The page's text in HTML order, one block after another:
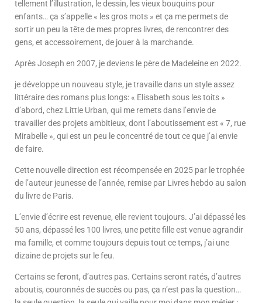
tellement l’illustration, le dessin, les vieux bouquins pour
enfants… ça s’appelle « les gros mots » et ça me permets de
sortir un peu la tête de mes propres livres, de rencontrer des
gens, et accessoirement, de jouer à la marchande.
Après Joseph en 2007, je deviens le père de Madeleine en 2022.
je développe un nouveau style, je travaille dans un style assez
littéraire des romans plus longs: « Elisabeth sous les toits »
d’abord, chez Little Urban, qui me remets dans l’envie de
travailler des projets ambitieux, dont l’aboutissement est « 7, rue
Mirabelle », qui est un peu le concentré de tout ce que j’ai envie
de faire.
Cette nouvelle direction est récompensée en 2025 par le trophée
de l’auteur jeunesse de l’année, remise par Livres hebdo au salon
du livre de Paris.
L’envie d’écrire est revenue, elle revient toujours. J’ai dépassé les
50 ans, dépassé les 100 livres, une petite fille est venue agrandir
ma famille, et comme toujours depuis tout ce temps, j’ai une
dizaine de projets sur le feu.
Certains se feront, d’autres pas. Certains seront ratés, d’autres
aboutis, couronnés de succès ou pas, ça n’est pas la question…